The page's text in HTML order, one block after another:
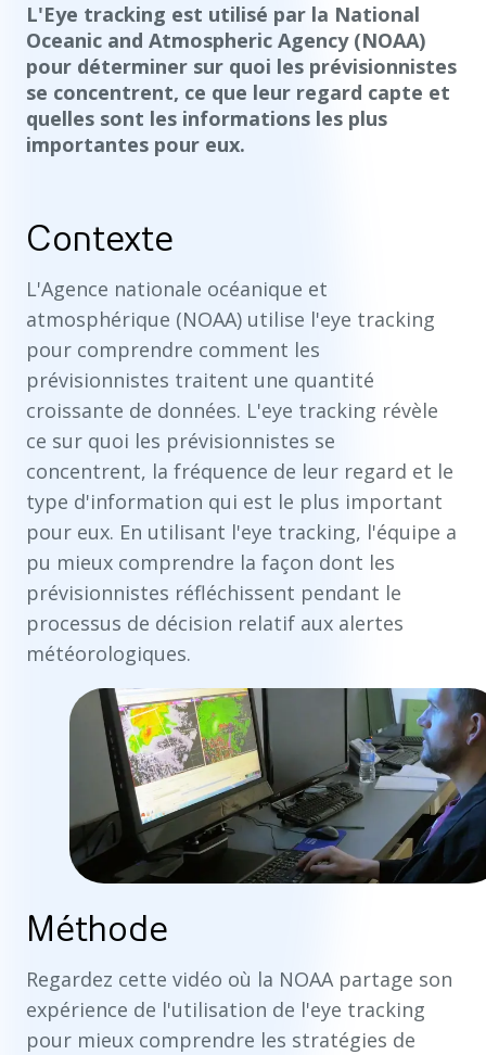
L'Eye tracking est utilisé par la National
Oceanic and Atmospheric Agency (NOAA)
pour déterminer sur quoi les prévisionnistes
se concentrent, ce que leur regard capte et
quelles sont les informations les plus
importantes pour eux.
Contexte
L'Agence nationale océanique et
atmosphérique (NOAA) utilise l'eye tracking
pour comprendre comment les
prévisionnistes traitent une quantité
croissante de données. L'eye tracking révèle
ce sur quoi les prévisionnistes se
concentrent, la fréquence de leur regard et le
type d'information qui est le plus important
pour eux. En utilisant l'eye tracking, l'équipe a
pu mieux comprendre la façon dont les
prévisionnistes réfléchissent pendant le
processus de décision relatif aux alertes
météorologiques.
Méthode
Regardez cette vidéo où la NOAA partage son
expérience de l'utilisation de l'eye tracking
pour mieux comprendre les stratégies de